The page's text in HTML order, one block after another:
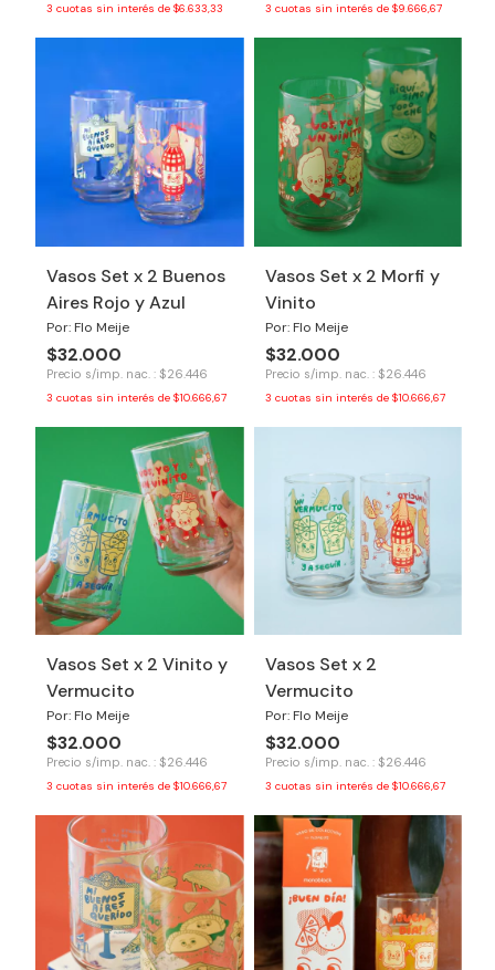
3 cuotas sin interés de $6.633,33 3 cuotas sin interés de $9.666,67
Vasos Set x 2 Buenos
Aires Rojo y Azul
Por: Flo Meije
$32.000
Precio s/imp. nac. : $26.446
3 cuotas sin interés de $10.666,67
Vasos Set x 2 Morfi y
Vinito
Por: Flo Meije
$32.000
Precio s/imp. nac. : $26.446
3 cuotas sin interés de $10.666,67
Vasos Set x 2 Vinito y
Vermucito
Por: Flo Meije
$32.000
Precio s/imp. nac. : $26.446
3 cuotas sin interés de $10.666,67
Vasos Set x 2
Vermucito
Por: Flo Meije
$32.000
Precio s/imp. nac. : $26.446
3 cuotas sin interés de $10.666,67